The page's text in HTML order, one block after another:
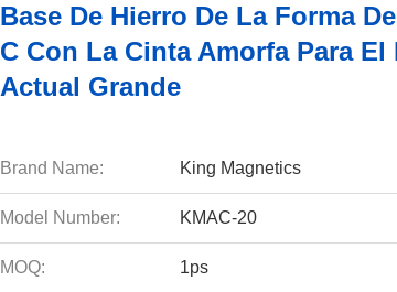
Base De Hierro De La Forma
C Con La Cinta Amorfa Para El
Actual Grande
Brand Name: King Magnetics
Model Number: KMAC-20
MOQ: 1ps